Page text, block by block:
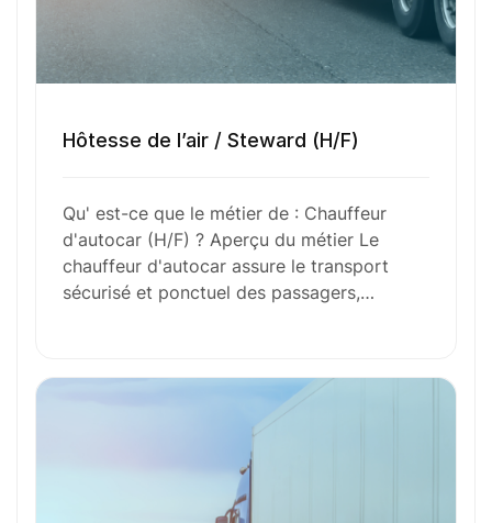
Toutes nos fiches métiers
N’attendez plus !
Déposez votrecandidature
Votre nom
Hôtesse de l’air / Steward (H/F)
Qu' est-ce que le métier de : Chauffeur
d'autocar (H/F) ? Aperçu du métier Le
chauffeur d'autocar assure le transport
sécurisé et ponctuel des passagers,…